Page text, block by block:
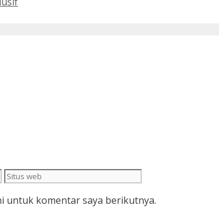
Situs
untuk komentar saya berikutnya.